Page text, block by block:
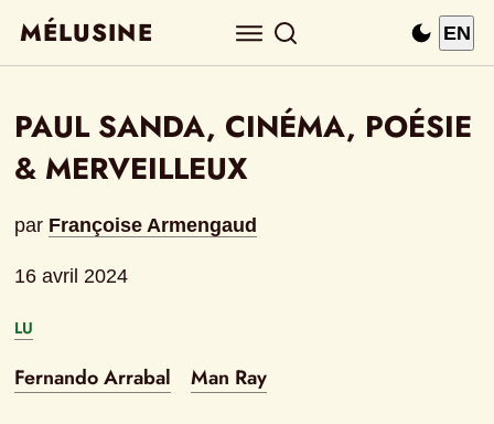
MÉLUSINE EN
PAUL SANDA, CINÉMA, POÉSIE
& MERVEILLEUX
par Françoise Armengaud
16 avril 2024
LU
Fernando Arrabal Man Ray